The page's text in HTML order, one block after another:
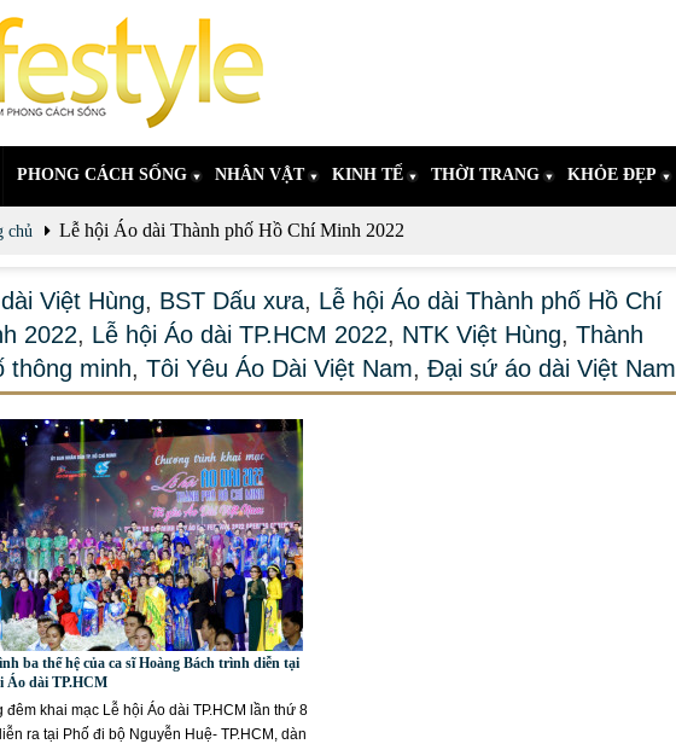
PHONG CÁCH SỐNG NHÂN VẬT KINH TẾ THỜI TRANG KHỎE ĐẸP
chủ Lễ hội Áo dài Thành phố Hồ Chí Minh 2022
Việt Hùng, BST Dấu xưa, Lễ hội Áo dài Thành phố Hồ Chí
2022, Lễ hội Áo dài TP.HCM 2022, NTK Việt Hùng, Thành
thông minh, Tôi Yêu Áo Dài Việt Nam, Đại sứ áo dài Việt Nam
ba thế hệ của ca sĩ Hoàng Bách trình diễn tại
Áo dài TP.HCM
đêm khai mạc Lễ hội Áo dài TP.HCM lần thứ 8
ra tại Phố đi bộ Nguyễn Huệ- TP.HCM, dàn